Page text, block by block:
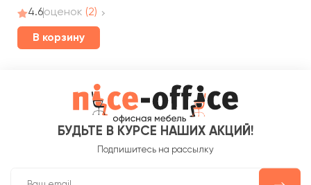
4.6оценок (2)
В корзину
БУДЬТЕ В КУРСЕ НАШИХ АКЦИЙ!
Подпишитесь на рассылку